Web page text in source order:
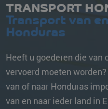
TRANSPORT
Transport van
Honduras
Heeft u goederen die van
vervoerd moeten
van of naar Honduras
van en naar ieder land in